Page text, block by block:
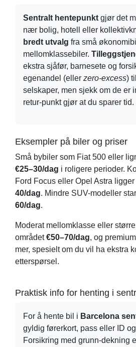
Sentralt hentepunkt gjør det
nær bolig, hotell eller
bredt utvalg fra små
mellomklassebiler.
ekstra sjåfør, barnesete og
egenandel (eller zero-excess)
selskaper, men sjekk om de er
retur-punkt gjør at du sparer tid.
Eksempler på biler og priser
Små bybiler som Fiat 500 eller
€25–30/dag i roligere perioder.
Ford Focus eller Opel Astra
40/dag. Mindre SUV-modeller
60/dag.
Moderat mellomklasse eller
området€50–70/dag, og
mer, spesielt om du vil ha ekstra
etterspørsel.
Praktisk info for henting i
For å hente bil i Barcelona
gyldig førerkort, pass eller ID
Forsikring med grunn-dekning